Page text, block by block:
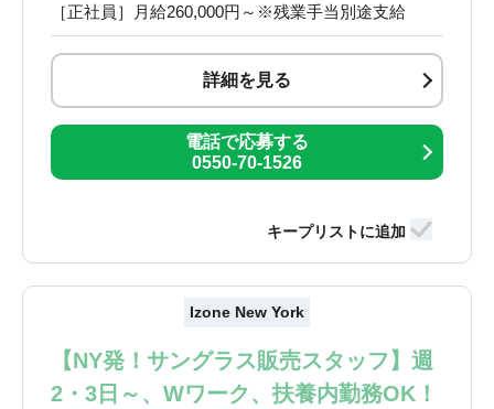
［正社員］月給260,000円～※残業手当別途支給
詳細を見る
電話で応募する
0550-70-1526
Izone New York
【NY発！サングラス販売スタッフ】週
2・3日～、Wワーク、扶養内勤務OK！